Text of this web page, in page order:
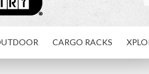
CARGO RACKS